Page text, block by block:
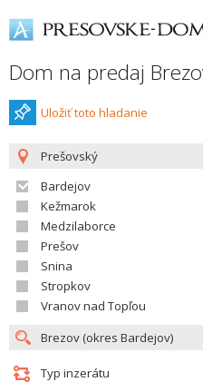
Dom na predaj
Uložiť toto hladanie
Prešovský
Bardejov
Kežmarok
Medzilaborce
Prešov
Snina
Stropkov
Vranov nad Topľou
Typ inzerátu